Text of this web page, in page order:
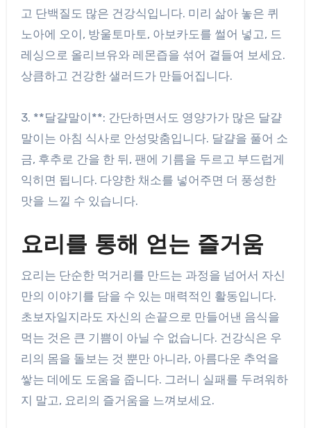
고 단백질도 많은 건강식입니다. 미리 삶아 놓은 퀴
노아에 오이, 방울토마토, 아보카도를 썰어 넣고, 드
레싱으로 올리브유와 레몬즙을 섞어 곁들여 보세요.
상큼하고 건강한 샐러드가 만들어집니다.
3. **달걀말이**: 간단하면서도 영양가가 많은 달걀
말이는 아침 식사로 안성맞춤입니다. 달걀을 풀어 소
금, 후추로 간을 한 뒤, 팬에 기름을 두르고 부드럽게
익히면 됩니다. 다양한 채소를 넣어주면 더 풍성한
맛을 느낄 수 있습니다.
요리를 통해 얻는 즐거움
요리는 단순한 먹거리를 만드는 과정을 넘어서 자신
만의 이야기를 담을 수 있는 매력적인 활동입니다.
초보자일지라도 자신의 손끝으로 만들어낸 음식을
먹는 것은 큰 기쁨이 아닐 수 없습니다. 건강식은 우
리의 몸을 돌보는 것 뿐만 아니라, 아름다운 추억을
쌓는 데에도 도움을 줍니다. 그러니 실패를 두려워하
지 말고, 요리의 즐거움을 느껴보세요.